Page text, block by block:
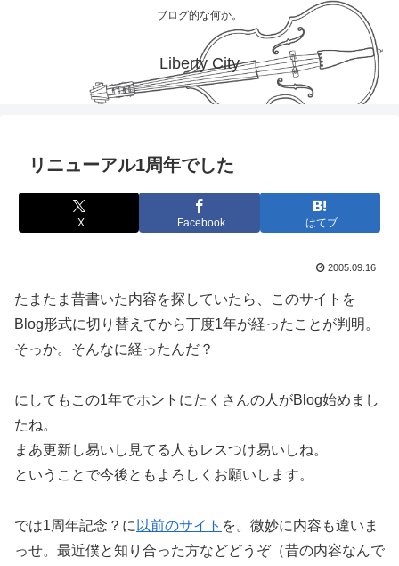
ブログ的な何か。
Liberty City
リニューアル1周年でした
X Facebook はてブ
2005.09.16
たまたま昔書いた内容を探していたら、このサイトを
Blog形式に切り替えてから丁度1年が経ったことが判明。
そっか。そんなに経ったんだ？
にしてもこの1年でホントにたくさんの人がBlog始めまし
たね。
まあ更新し易いし見てる人もレスつけ易いしね。
ということで今後ともよろしくお願いします。
では1周年記念？に 以前のサイト を。微妙に内容も違いま
っせ。最近僕と知り合った方などどうぞ（昔の内容なんで